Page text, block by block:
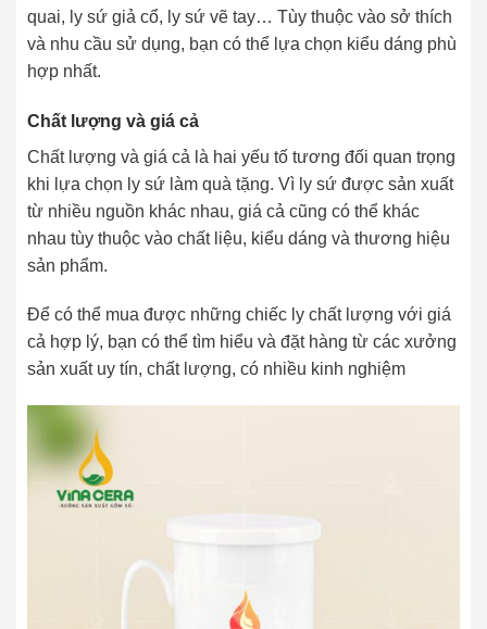
quai, ly sứ giả cổ, ly sứ vẽ tay… Tùy thuộc vào sở thích
và nhu cầu sử dụng, bạn có thể lựa chọn kiểu dáng phù
hợp nhất.
Chất lượng và giá cả
Chất lượng và giá cả là hai yếu tố tương đối quan trọng
khi lựa chọn ly sứ làm quà tặng. Vì ly sứ được sản xuất
từ nhiều nguồn khác nhau, giá cả cũng có thể khác
nhau tùy thuộc vào chất liệu, kiểu dáng và thương hiệu
sản phẩm.
Để có thể mua được những chiếc ly chất lượng với giá
cả hợp lý, bạn có thể tìm hiểu và đặt hàng từ các xưởng
sản xuất uy tín, chất lượng, có nhiều kinh nghiệm